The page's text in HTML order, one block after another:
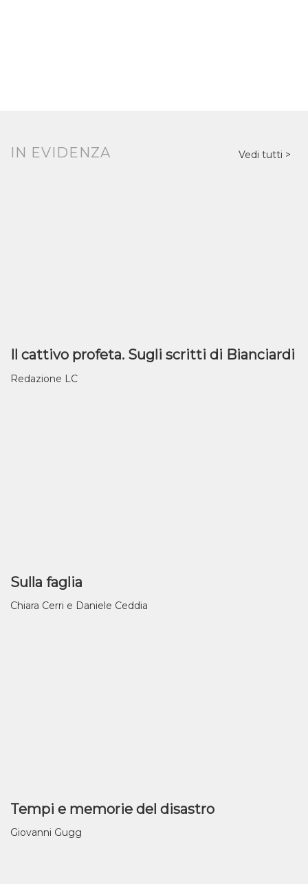
IN EVIDENZA Vedi tutti
Il cattivo profeta. Sugli scritti di Bianciardi
Redazione LC
Sulla faglia
Chiara Cerri e Daniele Ceddia
Tempi e memorie del disastro
Giovanni Gugg